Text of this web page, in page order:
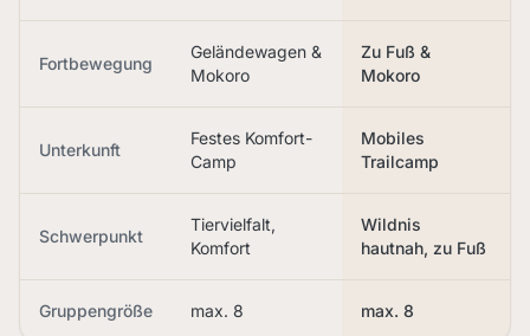
Fortbewegung
Geländewagen &
Mokoro
Zu Fuß &
Mokoro
Unterkunft
Festes Komfort-
Camp
Mobiles
Trailcamp
Schwerpunkt
Tiervielfalt,
Komfort
Wildnis
hautnah, zu Fuß
Gruppengröße max. 8 max. 8